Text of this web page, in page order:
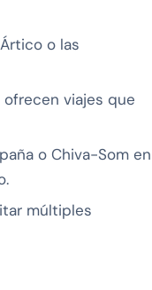
o las
ofrecen viajes que
o Chiva-Som en
múltiples